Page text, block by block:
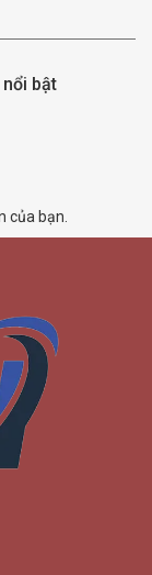
bật
của bạn.